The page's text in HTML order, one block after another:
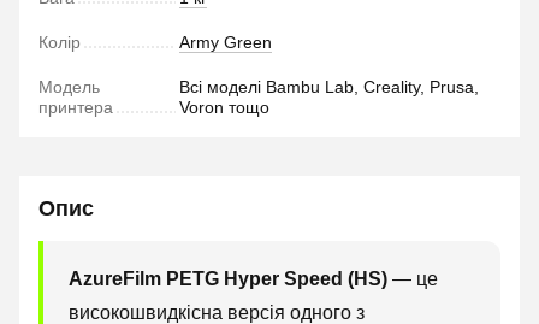
Колір Army Green
Модель
принтера
Всі моделі Bambu Lab, Creality, Prusa,
Voron тощо
Опис
AzureFilm PETG Hyper Speed (HS) — це
високошвидкісна версія одного з